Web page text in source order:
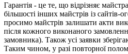
Гарантія - це те, що відрізняє
більшості інших майстрів із
просимо майстрів залишати акти
після кожного виконаного
замовника). Також усі заявки
Таким чином, у разі повторної